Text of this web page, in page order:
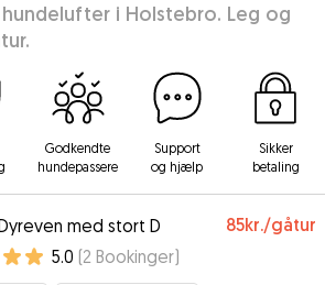
i Holstebro. Leg og
Godkendte
hundepassere
Support
og hjælp
Sikker
betaling
med stort D 85kr./gåtur
5.0 (2 Bookinger)